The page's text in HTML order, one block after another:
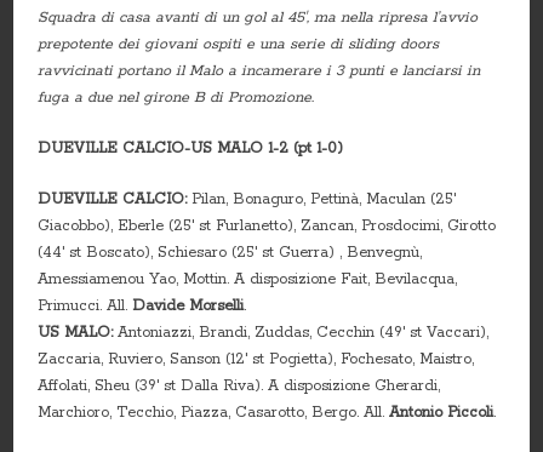
Squadra di casa avanti di un gol al 45′, ma nella ripresa l’avvio
prepotente dei giovani ospiti e una serie di sliding doors
ravvicinati portano il Malo a incamerare i 3 punti e lanciarsi in
fuga a due nel girone B di Promozione.
DUEVILLE CALCIO-US MALO 1-2 (pt 1-0)
DUEVILLE CALCIO:Pilan, Bonaguro, Pettinà, Maculan (25′
Giacobbo), Eberle (25′ st Furlanetto), Zancan, Prosdocimi, Girotto
(44′ st Boscato), Schiesaro (25′ st Guerra) , Benvegnù,
Amessiamenou Yao, Mottin. A disposizione Fait, Bevilacqua,
Primucci. All. Davide Morselli.
US MALO:Antoniazzi, Brandi, Zuddas, Cecchin (49′ st Vaccari),
Zaccaria, Ruviero, Sanson (12′ st Pogietta), Fochesato, Maistro,
Affolati, Sheu (39′ st Dalla Riva). A disposizione Gherardi,
Marchioro, Tecchio, Piazza, Casarotto, Bergo. All.Antonio Piccoli.